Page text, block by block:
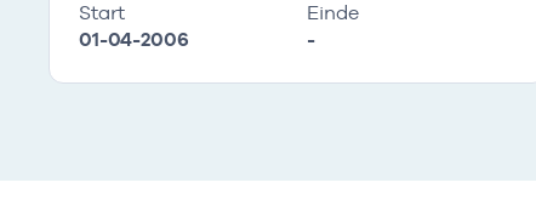
Start
01-04-2006
Einde
-